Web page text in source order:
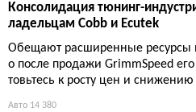
Консолидация тюнинг-
ладельцам Cobb и Ecutek
Обещают расширенные ресурсы
о после продажи GrimmSpeed
товьтесь к росту цен и снижению
Авто 14 380